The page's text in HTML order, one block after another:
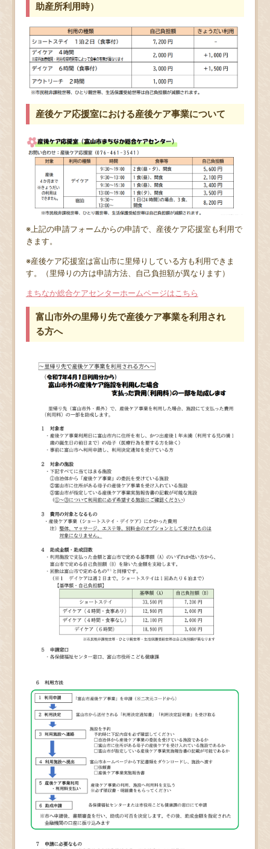
助産所利用時）
産後ケア応援室における産後ケア事業について
※上記の申請フォームからの申請で、産後ケア応援室も利用で
きます。
※産後ケア応援室は富山市に里帰りしている方も利用できま
す。（里帰りの方は申請方法、自己負担額が異なります）
まちなか総合ケアセンターホームページはこちら
富山市外の里帰り先で産後ケア事業を利用され
る方へ